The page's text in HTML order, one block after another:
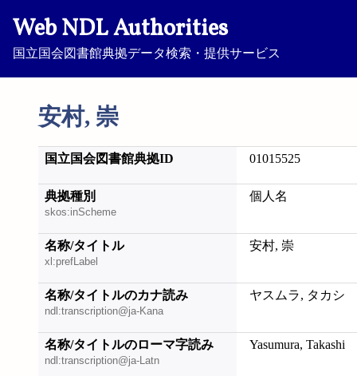
Web NDL Authorities
国立国会図書館典拠データ検索・提供サービス
安村, 崇
国立国会図書館典拠ID 01015525
典拠種別
skos:inScheme
個人名
名称/タイトル
xl:prefLabel
安村, 崇
名称/タイトルのカナ読み
ndl:transcription@ja-Kana
ヤスムラ, タカシ
名称/タイトルのローマ字読み
ndl:transcription@ja-Latn
Yasumura, Takashi